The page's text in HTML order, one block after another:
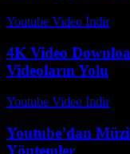
Youtube Video İndir-
4K Video
Videoların Yolu
Youtube Video İndir-
Youtube’dan
Yöntemler